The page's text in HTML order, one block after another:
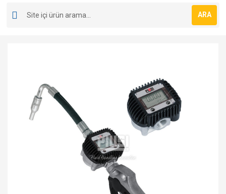
ARA
Süt Sayaçları
ADBLUE POMPALARI